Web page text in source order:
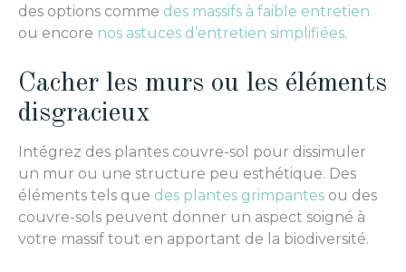
des options comme des massifs à faible entretien
ou encore nos astuces d’entretien simplifiées.
Cacher les murs ou les éléments
disgracieux
Intégrez des plantes couvre-sol pour dissimuler
un mur ou une structure peu esthétique. Des
éléments tels que des plantes grimpantes ou des
couvre-sols peuvent donner un aspect soigné à
votre massif tout en apportant de la biodiversité.